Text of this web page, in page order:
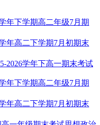
年下学期高二年级7月期
年高二下学期7月初期末
2026学年下高一期末考试
年下学期高二年级7月期
年高二下学期7月初期末